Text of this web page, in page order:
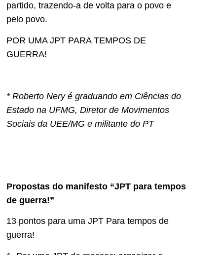
partido, trazendo-a de volta para o povo e
pelo povo.
POR UMA JPT PARA TEMPOS DE
GUERRA!
* Roberto Nery é graduando em Ciências do
Estado na UFMG, Diretor de Movimentos
Sociais da UEE/MG e militante do PT
Propostas do manifesto “JPT para tempos
de guerra!”
13 pontos para uma JPT Para tempos de
guerra!